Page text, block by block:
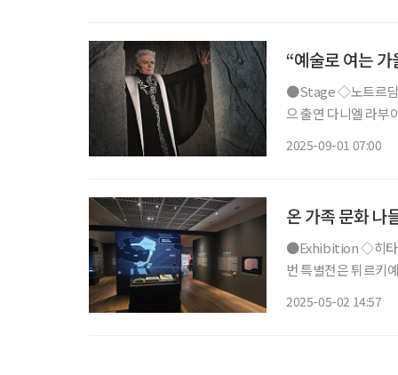
“예술로 여는
●Stage ◇노트르담 드 파리 일정 9월 3일 ~ 9월 27일 장소 세종문화회관 대극장 연출 질 마
으 출연 다니엘 라부아, 로베르 마리앙, 솔랄, 안젤로 델 베키오, 조제 뒤푸르 등 뮤지컬 ‘노트
2025-09-01 07:00
온 가족 문화
●Exhibition ◇히타이트 : 오리엔트 최강의 제국 일정 6월 8일까지 장소 한성백제박물관 이
번 특별전은 튀르키
2025-05-02 14:57